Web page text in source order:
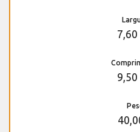
7,60
9,50